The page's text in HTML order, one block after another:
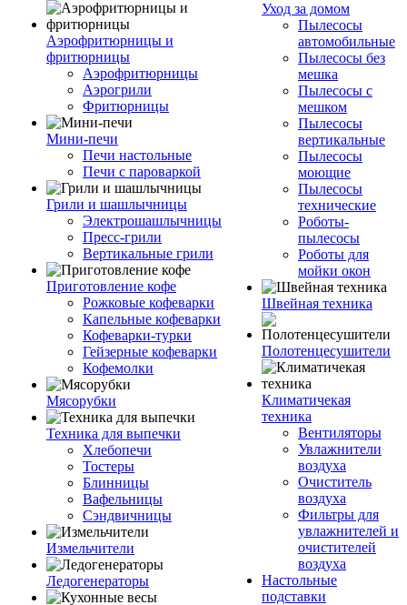
Аэрофритюрницы и
фритюрницы
Аэрофритюрницы
Аэрогрили
Фритюрницы
Мини-печи
Печи настольные
Печи с пароваркой
Грили и шашлычницы
Электрошашлычницы
Пресс-грили
Вертикальные грили
Приготовление кофе
Рожковые кофеварки
Капельные кофеварки
Кофеварки-турки
Гейзерные кофеварки
Кофемолки
Мясорубки
Техника для выпечки
Хлебопечи
Тостеры
Блинницы
Вафельницы
Сэндвичницы
Измельчители
Ледогенераторы
Уход за домом
Пылесосы
автомобильные
Пылесосы без
мешка
Пылесосы с
мешком
Пылесосы
вертикальные
Пылесосы
моющие
Пылесосы
технические
Роботы-
пылесосы
Роботы для
мойки окон
Швейная техника
Полотенцесушители
Климатичекая
техника
Вентиляторы
Увлажнители
воздуха
Очиститель
воздуха
Фильтры для
увлажнителей и
очистителей
воздуха
Настольные
подставки